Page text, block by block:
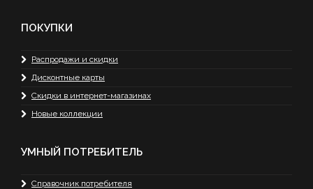
ПОКУПКИ
Распродажи и скидки
Дисконтные карты
Скидки в интернет-магазинах
Новые коллекции
УМНЫЙ ПОТРЕБИТЕЛЬ
Справочник потребителя